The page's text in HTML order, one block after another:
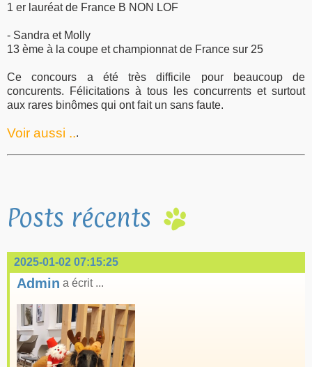
1 er lauréat de France B NON LOF
- Sandra et Molly
13 ème à la coupe et championnat de France sur 25
Ce concours a été très difficile pour beaucoup de
concurents. Félicitations à tous les concurrents et surtout
aux rares binômes qui ont fait un sans faute.
Voir aussi ...
Posts récents
2025-01-02 07:15:25
Admin a écrit ...